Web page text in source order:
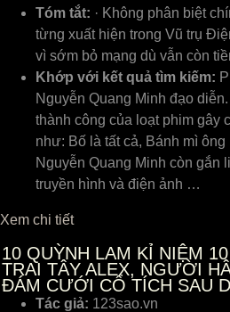
Tóm tắt: · Không phân biệt
từng xuất hiện trong Vũ trụ
vì sớm bỏ mạng dù vẫn còn
Khớp với kết quả tìm kiếm:
Nguyễn Quang Minh đạo
thành công của loạt phim gây
như: Bố là tất cả, Bánh mì
Nguyễn Quang Minh còn gắn
truyền hình và điện ảnh …
Xem chi tiết
10 QUỲNH LAM KỈ NIỆM
TRAI TÂY ALEX, NGƯỜI
ĐÁM CƯỚI CỔ TÍCH SAU
Tác giả: 123sao.vn